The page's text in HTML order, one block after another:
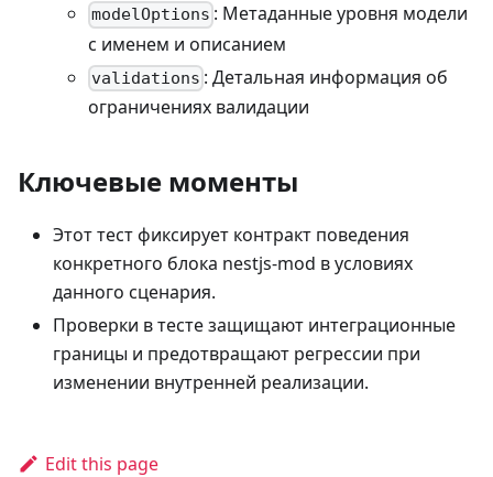
modelOptions : Метаданные уровня модели
с именем и описанием
validations : Детальная информация об
ограничениях валидации
Ключевые моменты
Этот тест фиксирует контракт поведения
конкретного блока nestjs-mod в условиях
данного сценария.
Проверки в тесте защищают интеграционные
границы и предотвращают регрессии при
изменении внутренней реализации.
Edit this page